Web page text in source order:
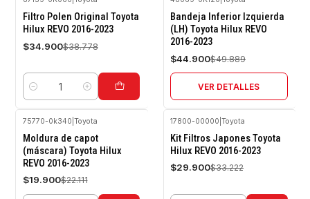
-10%
OFF
Filtro Polen Original Toyota
Hilux REVO 2016-2023
$34.900$38.778
Cantidad
-10%
OFF
Agotado
Bandeja Inferior Izquierda
(LH) Toyota Hilux REVO
2016-2023
$44.900$49.889
VER DETALLES
-10%
OFF
75770-0k340 Toyota
Moldura de capot
(máscara) Toyota Hilux
REVO 2016-2023
$19.900$22.111
-10%
OFF
17800-00000 Toyota
Kit Filtros Japones Toyota
Hilux REVO 2016-2023
$29.900$33.222